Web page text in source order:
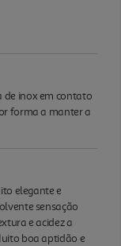
de inox em contato
forma a manter a
elegante e
sensação
e acidez a
boa aptidão e